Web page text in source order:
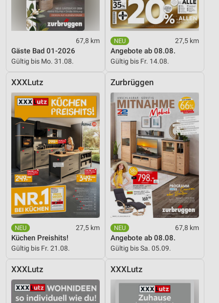
67,8 km
Gäste Bad 01-2026
Gültig bis Mo. 31.08.
27,5 km
Angebote ab 08.08.
Gültig bis Fr. 14.08.
XXXLutz
27,5 km
Küchen Preishits!
Gültig bis Fr. 21.08.
Zurbrüggen
67,8 km
Angebote ab 08.08.
Gültig bis Sa. 05.09.
XXXLutz XXXLutz